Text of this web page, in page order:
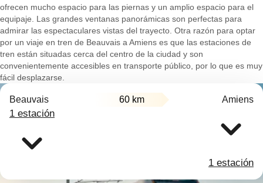
ofrecen mucho espacio para las piernas y un amplio espacio para el
equipaje. Las grandes ventanas panorámicas son perfectas para
admirar las espectaculares vistas del trayecto. Otra razón para optar
por un viaje en tren de Beauvais a Amiens es que las estaciones de
tren están situadas cerca del centro de la ciudad y son
convenientemente accesibles en transporte público, por lo que es muy
fácil desplazarse.
Beauvais 60 km Amiens
1 estación
1 estación